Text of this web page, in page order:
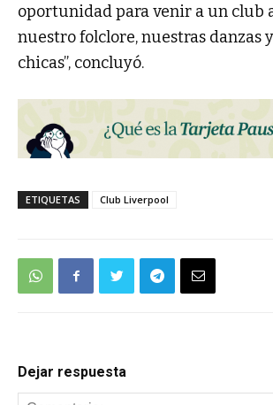
oportunidad para venir a un club
nuestro folclore, nuestras danzas
chicas”, concluyó.
ETIQUETAS Club Liverpool
Dejar respuesta